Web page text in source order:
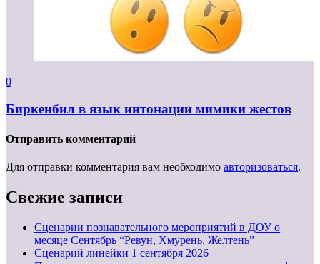
0
Биркенбил в язык интонации мимики жестов
Отправить комментарий
Для отправки комментария вам необходимо авторизоваться.
Свежие записи
Сценарии познавательного мероприятий в ДОУ о
месяце Сентябрь “Ревун, Хмурень, Желтень”
Cценарий линейки 1 сентября 2026